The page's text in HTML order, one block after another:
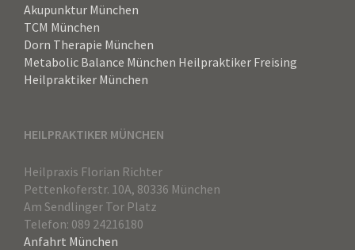
Akupunktur München
TCM München
Dorn Therapie München
Metabolic Balance München Heilpraktiker Freising
Heilpraktiker München
HEILPRAKTIKER MÜNCHEN
Heilpraxis Florian Richter
Pettenkoferstr. 10A, 80336 München
Am Sendlinger Tor Platz
Telefon: 089 24216180
Anfahrt München